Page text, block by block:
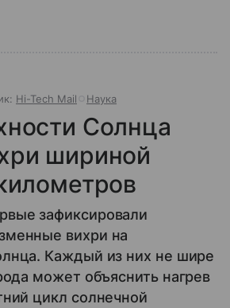
Hi-Tech Mail Наука
Солнца
шириной
зафиксировали
вихри на
Каждый из них не шире
может объяснить нагрев
цикл солнечной